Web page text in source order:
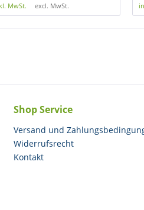
MwSt. excl. MwSt.
Shop Service
Versand und
Widerrufsrecht
Kontakt